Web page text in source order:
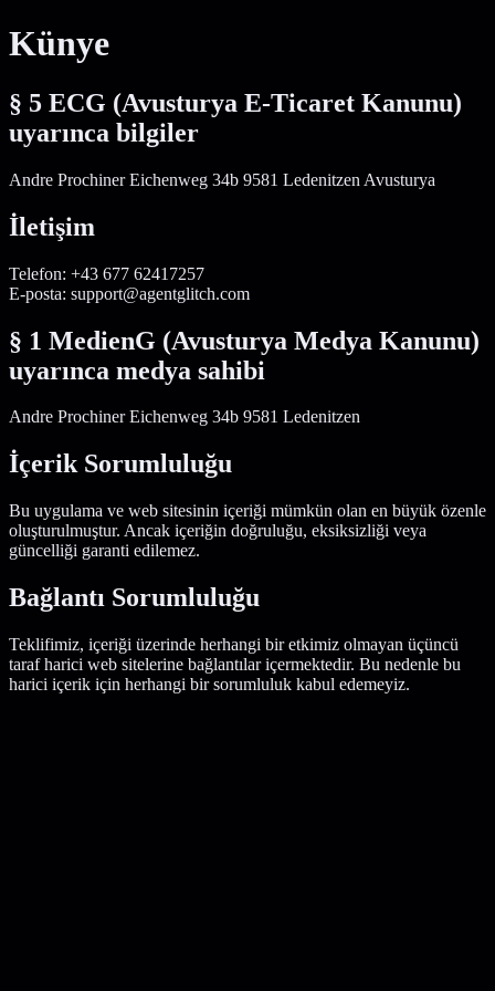
Künye
§ 5 ECG (Avusturya E-Ticaret Kanunu)
uyarınca bilgiler
Andre Prochiner Eichenweg 34b 9581 Ledenitzen Avusturya
İletişim
Telefon: +43 677 62417257
E-posta: support@agentglitch.com
§ 1 MedienG (Avusturya Medya Kanunu)
uyarınca medya sahibi
Andre Prochiner Eichenweg 34b 9581 Ledenitzen
İçerik Sorumluluğu
Bu uygulama ve web sitesinin içeriği mümkün olan en büyük özenle
oluşturulmuştur. Ancak içeriğin doğruluğu, eksiksizliği veya
güncelliği garanti edilemez.
Bağlantı Sorumluluğu
Teklifimiz, içeriği üzerinde herhangi bir etkimiz olmayan üçüncü
taraf harici web sitelerine bağlantılar içermektedir. Bu nedenle bu
harici içerik için herhangi bir sorumluluk kabul edemeyiz.